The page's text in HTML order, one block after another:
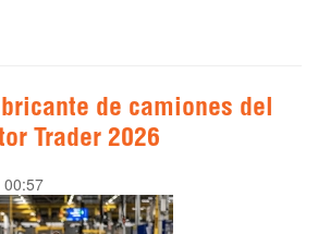
de camiones del
Trader 2026
00:57